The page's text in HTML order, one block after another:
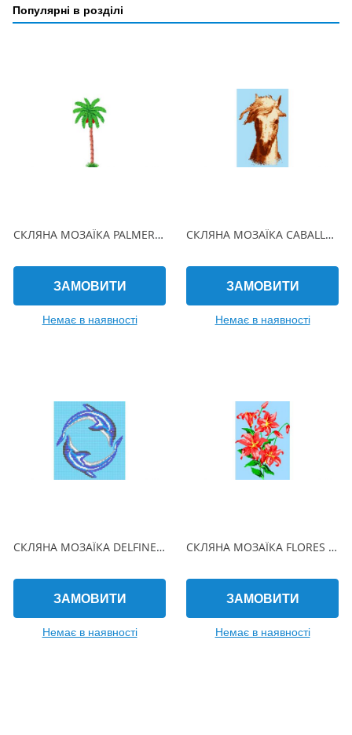
Популярні в розділі
СКЛЯНА МОЗАЇКА PALMERA 530х310 (2.5 x 2.5 см) на папері
ЗАМОВИТИ
Немає в наявності
СКЛЯНА МОЗАЇКА CABALLO 150х225 (2.5 x 2.5 см) на папері
ЗАМОВИТИ
Немає в наявності
СКЛЯНА МОЗАЇКА DELFINES CIRCULO 190х215 (2.5 x 2.5 см) на папері
ЗАМОВИТИ
Немає в наявності
СКЛЯНА МОЗАЇКА FLORES 470х940 (2.5 x 2.5 см) на папері
ЗАМОВИТИ
Немає в наявності